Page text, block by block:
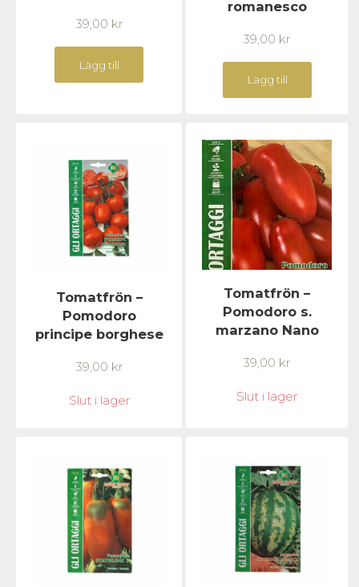
39,00 kr
Lägg till
romanesco
39,00 kr
Lägg till
Tomatfrön –
Pomodoro
principe borghese
39,00 kr
Slut i lager
Tomatfrön –
Pomodoro s.
marzano Nano
39,00 kr
Slut i lager